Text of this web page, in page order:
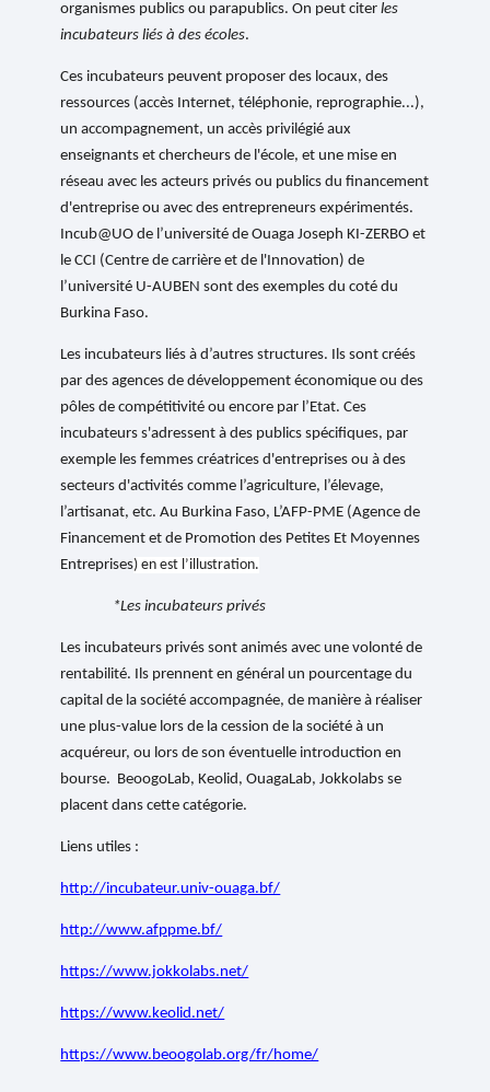
organismes publics ou parapublics. On peut citerles
incubateurs liés à des écoles.
Ces incubateurs peuvent proposer des locaux, des
ressources (accès Internet, téléphonie, reprographie...),
un accompagnement, un accès privilégié aux
enseignants et chercheurs de l'école, et une mise en
réseau avec les acteurs privés ou publics du financement
d'entreprise ou avec des entrepreneurs expérimentés.
Incub@UOde l’université de Ouaga Joseph KI-ZERBO et
le CCI (Centre de carrière et de l'Innovation) de
l’université U-AUBEN sont des exemples du coté du
Burkina Faso.
Les incubateurs liés à d’autres structures. Ils sont créés
par des agences de développement économique ou des
pôles de compétitivité ou encore par l’Etat. Ces
incubateurs s'adressent à des publics spécifiques, par
exemple les femmes créatrices d'entreprises ou à des
secteurs d'activités comme l’agriculture, l’élevage,
l’artisanat, etc. Au Burkina Faso, L’AFP-PME (Agence de
Financement et de Promotion des Petites Et Moyennes
Entreprises) en est l’illustration.
*Les incubateurs privés
Les incubateurs privés sont animés avec une volonté de
rentabilité. Ils prennent en général un pourcentage du
capital de la société accompagnée, de manière à réaliser
une plus-value lors de la cession de la société à un
acquéreur, ou lors de son éventuelle introduction en
bourse. BeoogoLab, Keolid,OuagaLab,Jokkolabs se
placent dans cette catégorie.
Liens utiles :
http://incubateur.univ-ouaga.bf/
http://www.afppme.bf/
https://www.jokkolabs.net/
https://www.keolid.net/
https://www.beoogolab.org/fr/home/